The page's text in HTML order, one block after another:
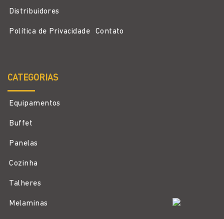
Distribuidores
Política de Privacidade Contato
CATEGORIAS
Equipamentos
Buffet
Panelas
Cozinha
Talheres
Melaminas